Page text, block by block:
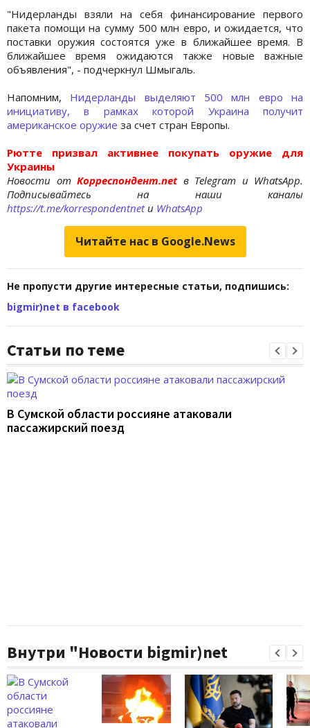
"Нидерланды взяли на себя финансирование первого
пакета помощи на сумму 500 млн евро, и ожидается, что
поставки оружия состоятся уже в ближайшее время. В
ближайшее время ожидаются также новые важные
объявления", - подчеркнул Шмыгаль.
Напомним, Нидерланды выделяют 500 млн евро на
инициативу, в рамках которой Украина получит
американское оружие за счет стран Европы.
Рютте призвал активнее покупать оружие для
Украины
Новости отКорреспондент.net в Telegram и WhatsApp.
Подписывайтесь на наши каналы
https://t.me/korrespondentnetи WhatsApp
Читайте нас в Google.News
Не пропусти другие интересные статьи, подпишись:
bigmir)net в facebook
Статьи по теме
В Сумской области россияне атаковали
пассажирский поезд
Внутри "Новости bigmir)net